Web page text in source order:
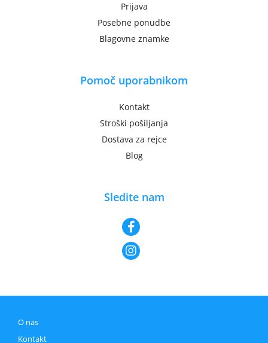
Prijava
Posebne ponudbe
Blagovne znamke
Pomoč uporabnikom
Kontakt
Stroški pošiljanja
Dostava za rejce
Blog
Sledite nam
O nas
Kontakt